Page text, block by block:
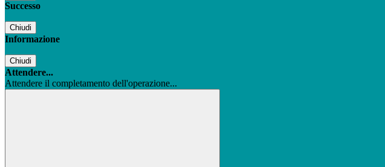
Successo
Chiudi
Informazione
Chiudi
Attendere...
Attendere il completamento dell'operazione...